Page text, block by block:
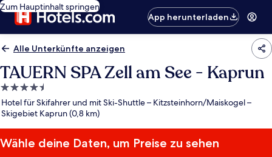
Zum Hauptinhalt springen
App herunterladen
Alle Unterkünfte anzeigen
TAUERN SPA Zell am See - Kaprun
4.5-
Sterne-
Unterkunft
Hotel für Skifahrer und mit Ski-Shuttle – Kitzsteinhorn/​Maiskogel –
Skigebiet Kaprun (0,8 km)
Wähle deine Daten, um Preise zu sehen